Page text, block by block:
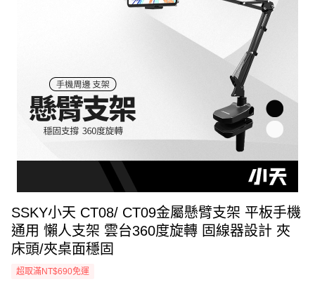
SSKY小天 CT08/ CT09金屬懸臂支架 平板手機
通用 懶人支架 雲台360度旋轉 固線器設計 夾
床頭/夾桌面穩固
超取滿NT$690免運